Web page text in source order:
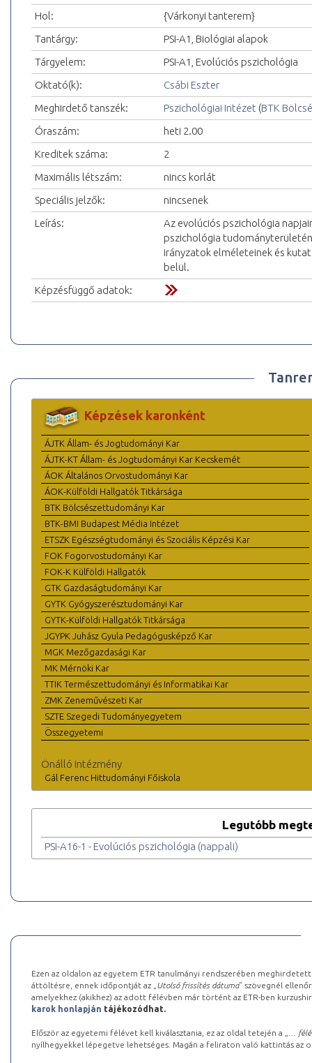
Hol:
{Várkonyi tanterem}
Tantárgy:
PSI-A1, Biológiai alapok
Tárgyelem:
PSI-A1, Evolúciós pszichológia
Oktató(k):
Csábi Eszter
Meghirdető tanszék:
Pszichológiai Intézet (BTK
Óraszám:
heti 2.00
Kreditek száma:
2
Maximális létszám:
nincs korlát
Speciális jelzők:
nincsenek
Leírás:
Az evolúciós pszichológia
pszichológia
irányzatok elméleteinek és
belül.
Képzésfüggő adatok:
Képzések karonként
ÁJTK Állam- és Jogtudományi Kar
ÁJTK-KT Állam- és Jogtudományi Kar Kecskemét
ÁOK Általános Orvostudományi Kar
ÁOK-Külföldi Hallgatók Titkársága
BTK Bölcsészettudományi Kar
BTK-BMI Budapest Média Intézet
ETSZK Egészségtudományi és Szociális Képzési Kar
FOK Fogorvostudományi Kar
FOK-K Külföldi Hallgatók
GTK Gazdaságtudományi Kar
GYTK Gyógyszerésztudományi Kar
GYTK-Külföldi Hallgatók Titkársága
JGYPK Juhász Gyula Pedagógusképző Kar
MGK Mezőgazdasági Kar
MK Mérnöki Kar
TTIK Természettudományi és Informatikai Kar
ZMK Zeneművészeti Kar
SZTE Szegedi Tudományegyetem
Összegyetemi
Önálló intézmény
Gál Ferenc Hittudományi Főiskola
Legutóbb
PSI-A16-1 - Evolúciós pszichológia (nappali)
Ezen az oldalon az egyetem ETR tanulmányi rendszerében
áttöltésre, ennek időpontját az „ Utolsó frissítés dátuma” szövegnél
amelyekhez (akikhez) az adott félévben már történt az ETR-ben
karok honlapján tájékozódhat.
Először az egyetemi félévet kell kiválasztania, ez az oldal tetején a „
…
nyílhegyekkel lépegetve lehetséges. Magán a feliraton való kattintás az